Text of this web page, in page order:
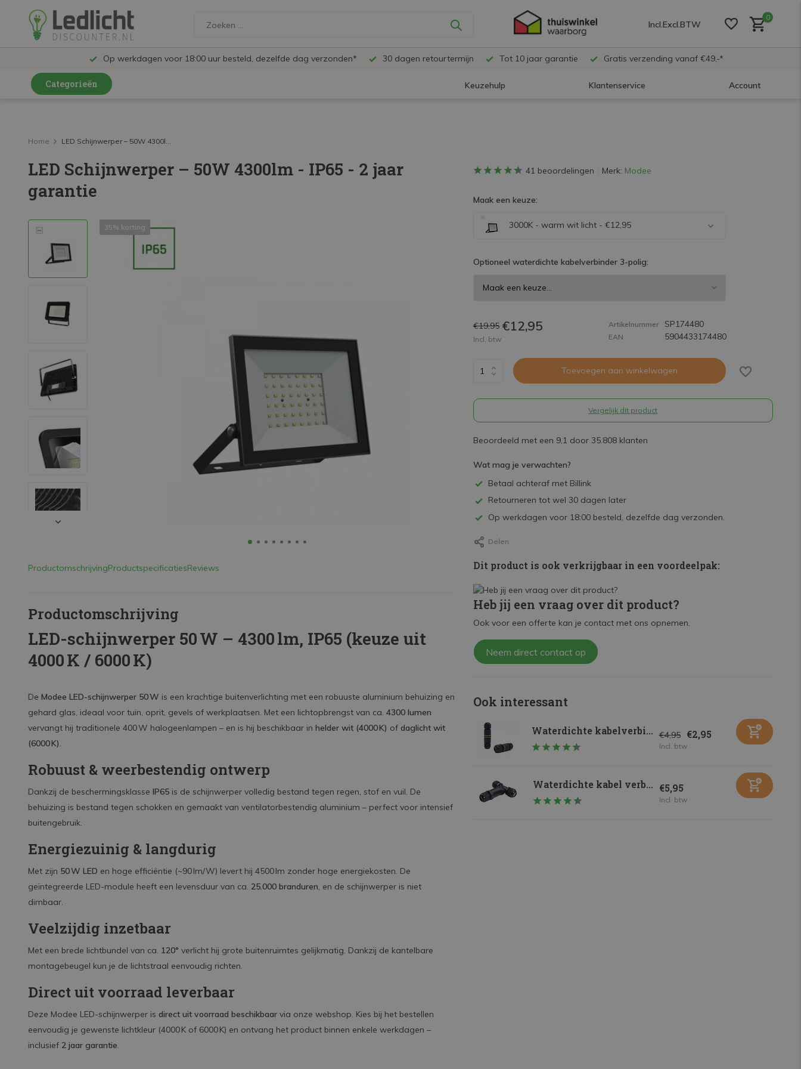
Incl.Excl.BTW
0
Op werkdagen voor 18:00 uur besteld, dezelfde dag verzonden* 30 dagen retourtermijn Tot 10 jaar garantie Gratis verzending vanaf €49,-*
Categorieën Keuzehulp Klantenservice Account
LED Railspots
LED Panelen
LED TL
LED Schijnwerpers
LED High Bay lampen
LED Buitenverlichting
Installatiemateriaal
Mega Sale
Home LED Schijnwerper – 50W 4300l...
LED Schijnwerper – 50W 4300lm - IP65 - 2 jaar
garantie
35% korting
ProductomschrijvingProductspecificatiesReviews
Productomschrijving
LED-schijnwerper 50 W – 4300 lm, IP65 (keuze uit
4000 K / 6000 K)
De Modee LED-schijnwerper 50 W is een krachtige buitenverlichting met een robuuste aluminium behuizing en
gehard glas, ideaal voor tuin, oprit, gevels of werkplaatsen. Met een lichtopbrengst van ca. 4300 lumen
vervangt hij traditionele 400 W halogeenlampen – en is hij beschikbaar in helder wit (4000 K) of daglicht wit
(6000 K).
Robuust & weerbestendig ontwerp
Dankzij de beschermingsklasse IP65 is de schijnwerper volledig bestand tegen regen, stof en vuil. De
behuizing is bestand tegen schokken en gemaakt van ventilatorbestendig aluminium – perfect voor intensief
buitengebruik.
Energiezuinig & langdurig
Met zijn 50 W LED en hoge efficiëntie (~90 lm/W) levert hij 4500 lm zonder hoge energiekosten. De
geïntegreerde LED-module heeft een levensduur van ca. 25.000 branduren, en de schijnwerper is niet
dimbaar.
Veelzijdig inzetbaar
Met een brede lichtbundel van ca. 120° verlicht hij grote buitenruimtes gelijkmatig. Dankzij de kantelbare
montagebeugel kun je de lichtstraal eenvoudig richten.
Direct uit voorraad leverbaar
Deze Modee LED-schijnwerper is direct uit voorraad beschikbaar via onze webshop. Kies bij het bestellen
eenvoudig je gewenste lichtkleur (4000 K of 6000 K) en ontvang het product binnen enkele werkdagen –
inclusief 2 jaar garantie.
41 beoordelingen Merk: Modee
Maak een keuze:
3000K - warm wit licht - €12,95
Optioneel waterdichte kabelverbinder 3-polig:
€19,95 €12,95
Incl. btw
Artikelnummer SP174480
EAN 5904433174480
Toevoegen aan winkelwagen
Vergelijk dit product
Beoordeeld met een 9,1 door 35.808 klanten
Wat mag je verwachten?
Betaal achteraf met Billink
Retourneren tot wel 30 dagen later
Op werkdagen voor 18:00 besteld, dezelfde dag verzonden.
Delen
Dit product is ook verkrijgbaar in een voordeelpak:
Heb jij een vraag over dit product?
Ook voor een offerte kan je contact met ons opnemen.
Neem direct contact op
Ook interessant
Waterdichte kabelverbi... €4,95 €2,95
Incl. btw
Waterdichte kabel verb... €5,95
Incl. btw